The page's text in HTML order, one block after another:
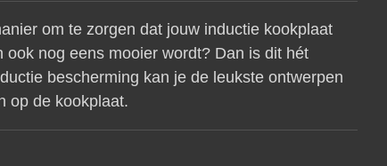
om te zorgen dat jouw inductie kookplaat
ook nog eens mooier wordt? Dan is dit hét
bescherming kan je de leukste ontwerpen
op de kookplaat.